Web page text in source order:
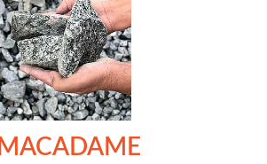
MACADAME